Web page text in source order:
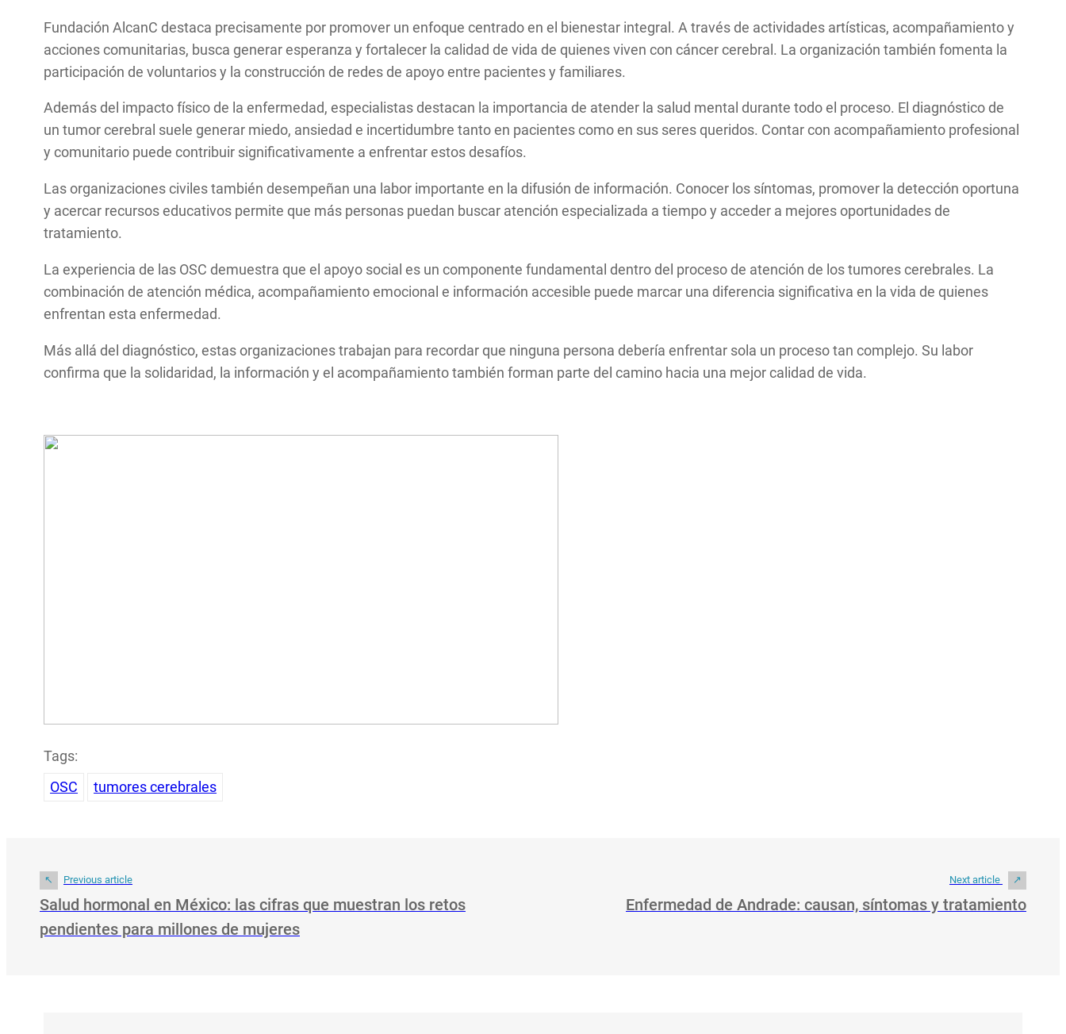
Fundación AlcanC destaca precisamente por promover un enfoque centrado en el bienestar integral. A través de actividades artísticas, acompañamiento y
acciones comunitarias, busca generar esperanza y fortalecer la calidad de vida de quienes viven con cáncer cerebral. La organización también fomenta la
participación de voluntarios y la construcción de redes de apoyo entre pacientes y familiares.
Además del impacto físico de la enfermedad, especialistas destacan la importancia de atender la salud mental durante todo el proceso. El diagnóstico de
un tumor cerebral suele generar miedo, ansiedad e incertidumbre tanto en pacientes como en sus seres queridos. Contar con acompañamiento profesional
y comunitario puede contribuir significativamente a enfrentar estos desafíos.
Las organizaciones civiles también desempeñan una labor importante en la difusión de información. Conocer los síntomas, promover la detección oportuna
y acercar recursos educativos permite que más personas puedan buscar atención especializada a tiempo y acceder a mejores oportunidades de
tratamiento.
La experiencia de las OSC demuestra que el apoyo social es un componente fundamental dentro del proceso de atención de los tumores cerebrales. La
combinación de atención médica, acompañamiento emocional e información accesible puede marcar una diferencia significativa en la vida de quienes
enfrentan esta enfermedad.
Más allá del diagnóstico, estas organizaciones trabajan para recordar que ninguna persona debería enfrentar sola un proceso tan complejo. Su labor
confirma que la solidaridad, la información y el acompañamiento también forman parte del camino hacia una mejor calidad de vida.
Tags:
OSC
tumores cerebrales
Previous article
Salud hormonal en México: las cifras que muestran los retos
pendientes para millones de mujeres
Next article
Enfermedad de Andrade: causan, síntomas y tratamiento